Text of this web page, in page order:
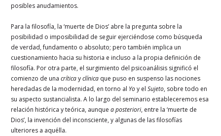
posibles anudamientos.
Para la filosofía, la ‘muerte de Dios’ abre la pregunta sobre la
posibilidad o imposibilidad de seguir ejerciéndose como búsqueda
de verdad, fundamento o absoluto; pero también implica un
cuestionamiento hacia su historia e incluso a la propia definición de
filosofía. Por otra parte, el surgimiento del psicoanálisis significó el
comienzo de unacríticayclínica que puso en suspenso las nociones
heredadas de la modernidad, en torno al Yoy elSujeto, sobre todo en
su aspecto sustancialista. A lo largo del seminario estableceremos esa
relación histórica y teórica, aunque a posteriori, entre la ‘muerte de
Dios’, la invención del inconsciente, y algunas de las filosofías
ulteriores a aquélla.